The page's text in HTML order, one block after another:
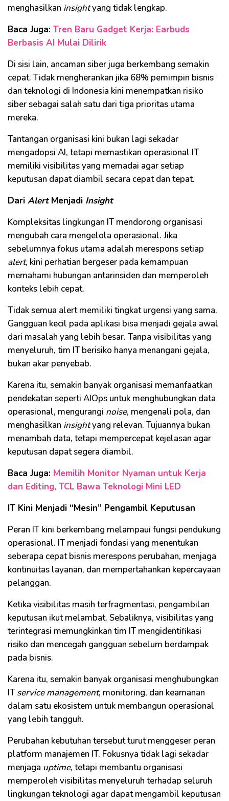
menghasilkan insightyang tidak lengkap.
Baca Juga: Tren Baru Gadget Kerja: Earbuds
Berbasis AI Mulai Dilirik
Di sisi lain, ancaman siber juga berkembang semakin
cepat. Tidak mengherankan jika 68% pemimpin bisnis
dan teknologi di Indonesia kini menempatkan risiko
siber sebagai salah satu dari tiga prioritas utama
mereka.
Tantangan organisasi kini bukan lagi sekadar
mengadopsi AI, tetapi memastikan operasional IT
memiliki visibilitas yang memadai agar setiap
keputusan dapat diambil secara cepat dan tepat.
Dari AlertMenjadi Insight
Kompleksitas lingkungan IT mendorong organisasi
mengubah cara mengelola operasional. Jika
sebelumnya fokus utama adalah merespons setiap
alert, kini perhatian bergeser pada kemampuan
memahami hubungan antarinsiden dan memperoleh
konteks lebih cepat.
Tidak semua alert memiliki tingkat urgensi yang sama.
Gangguan kecil pada aplikasi bisa menjadi gejala awal
dari masalah yang lebih besar. Tanpa visibilitas yang
menyeluruh, tim IT berisiko hanya menangani gejala,
bukan akar penyebab.
Karena itu, semakin banyak organisasi memanfaatkan
pendekatan seperti AIOps untuk menghubungkan data
operasional, mengurangi noise, mengenali pola, dan
menghasilkan insightyang relevan. Tujuannya bukan
menambah data, tetapi mempercepat kejelasan agar
keputusan dapat segera diambil.
Baca Juga: Memilih Monitor Nyaman untuk Kerja
dan Editing, TCL Bawa Teknologi Mini LED
IT Kini Menjadi “Mesin” Pengambil Keputusan
Peran IT kini berkembang melampaui fungsi pendukung
operasional. IT menjadi fondasi yang menentukan
seberapa cepat bisnis merespons perubahan, menjaga
kontinuitas layanan, dan mempertahankan kepercayaan
pelanggan.
Ketika visibilitas masih terfragmentasi, pengambilan
keputusan ikut melambat. Sebaliknya, visibilitas yang
terintegrasi memungkinkan tim IT mengidentifikasi
risiko dan mencegah gangguan sebelum berdampak
pada bisnis.
Karena itu, semakin banyak organisasi menghubungkan
IT service management, monitoring, dan keamanan
dalam satu ekosistem untuk membangun operasional
yang lebih tangguh.
Perubahan kebutuhan tersebut turut menggeser peran
platform manajemen IT. Fokusnya tidak lagi sekadar
menjaga uptime, tetapi membantu organisasi
memperoleh visibilitas menyeluruh terhadap seluruh
lingkungan teknologi agar dapat mengambil keputusan